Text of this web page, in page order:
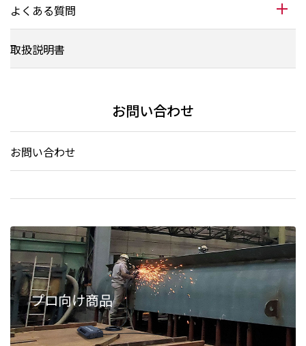
よくある質問
取扱説明書
お問い合わせ
お問い合わせ
プロ向け商品